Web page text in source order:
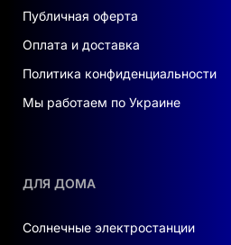
Публичная оферта
Оплата и доставка
Политика конфиденциальности
Мы работаем по Украине
ДЛЯ ДОМА
Солнечные электростанции